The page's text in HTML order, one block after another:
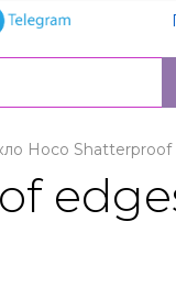
Hoco